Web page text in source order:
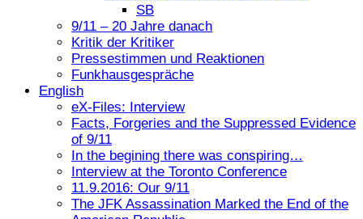
SB
9/11 – 20 Jahre danach
Kritik der Kritiker
Pressestimmen und Reaktionen
Funkhausgespräche
English
eX-Files: Interview
Facts, Forgeries and the Suppressed Evidence
of 9/11
In the begining there was conspiring…
Interview at the Toronto Conference
11.9.2016: Our 9/11
The JFK Assassination Marked the End of the